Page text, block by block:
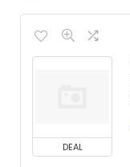
DEAL